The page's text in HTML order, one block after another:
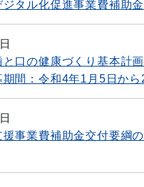
タル化促進事業費補助
口の健康づくり基本計
間：令和4年1月5日から
事業費補助金交付要綱